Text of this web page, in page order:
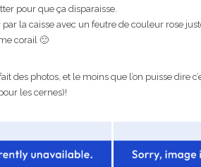
pour que ça disparaisse.
la caisse avec un feutre de couleur rose
corail 🙂
des photos, et le moins que l’on puisse dire
les cernes)!